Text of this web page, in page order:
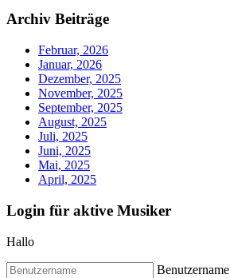
Archiv Beiträge
Februar, 2026
Januar, 2026
Dezember, 2025
November, 2025
September, 2025
August, 2025
Juli, 2025
Juni, 2025
Mai, 2025
April, 2025
Login für aktive Musiker
Hallo
Benutzername